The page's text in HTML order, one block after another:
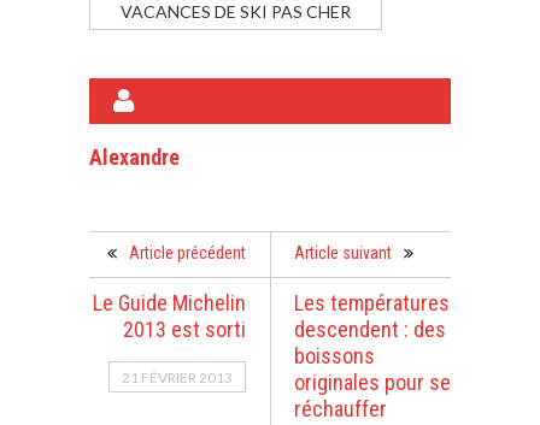
VACANCES DE SKI PAS CHER
Alexandre
Article précédent
Le Guide Michelin
2013 est sorti
21 FÉVRIER 2013
Article suivant
Les températures
descendent : des
boissons
originales pour se
réchauffer